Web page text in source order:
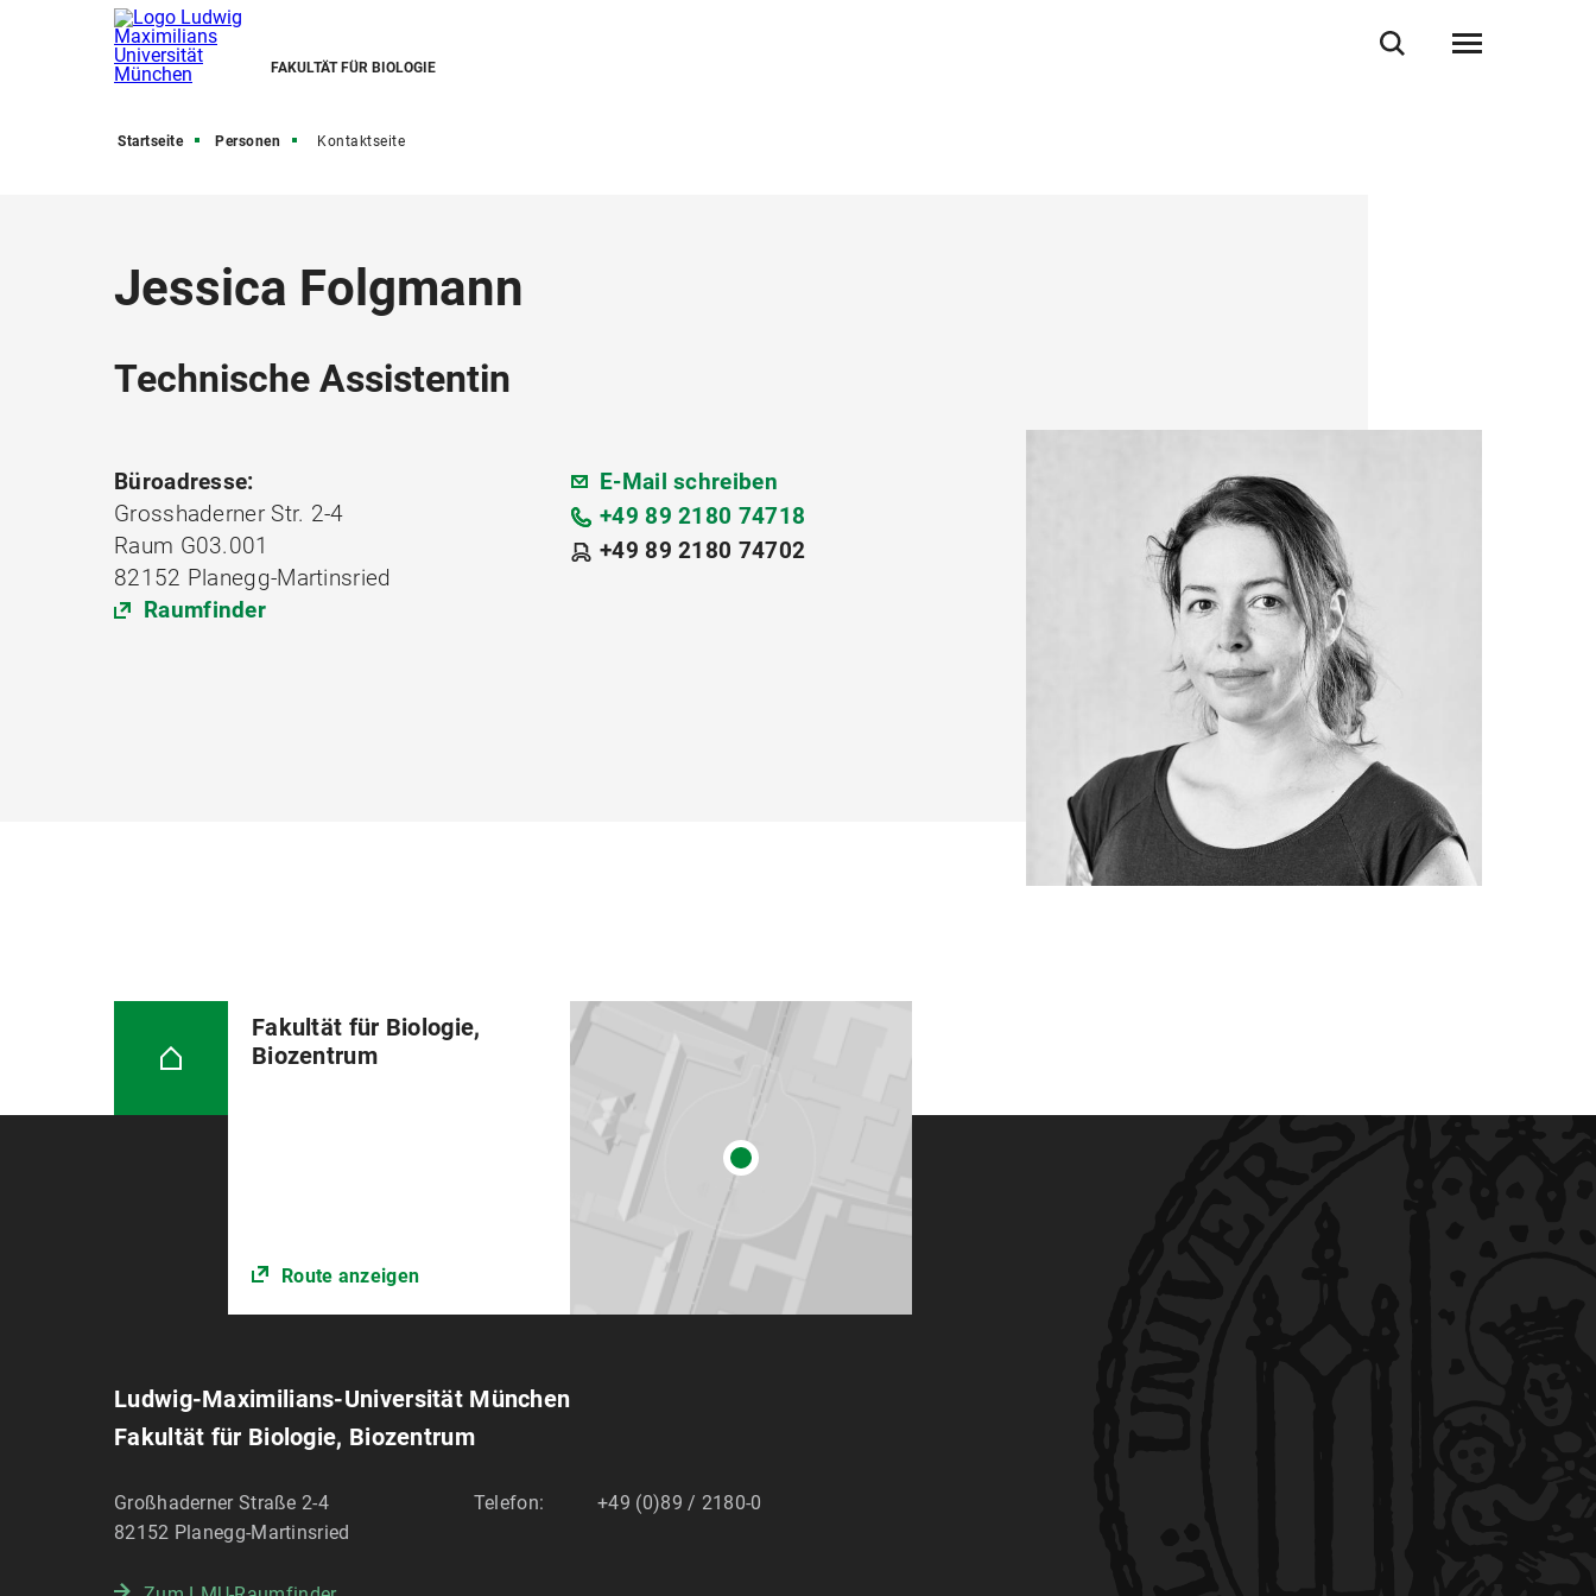
FAKULTÄT FÜR BIOLOGIE
Startseite Personen Kontaktseite
Jessica Folgmann
Technische Assistentin
Büroadresse:
Grosshaderner Str. 2-4
Raum G03.001
82152 Planegg-Martinsried
Raumfinder
E-Mail schreiben
+49 89 2180 74718
+49 89 2180 74702
Fakultät für Biologie,
Biozentrum
Route anzeigen
Ludwig-Maximilians-Universität München
Fakultät für Biologie, Biozentrum
Großhaderner Straße 2-4
82152 Planegg-Martinsried
Telefon: +49 (0)89 / 2180-0